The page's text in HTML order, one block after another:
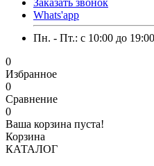
Заказать звонок
Whats'app
Пн. - Пт.: c 10:00 до 19:00
0
Избранное
0
Сравнение
0
Ваша корзина пуста!
Корзина
КАТАЛОГ